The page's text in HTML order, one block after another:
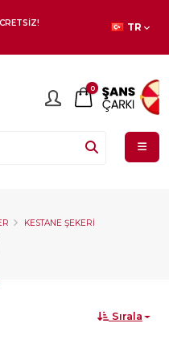
TR
0
KESTANE ŞEKERI
Sırala